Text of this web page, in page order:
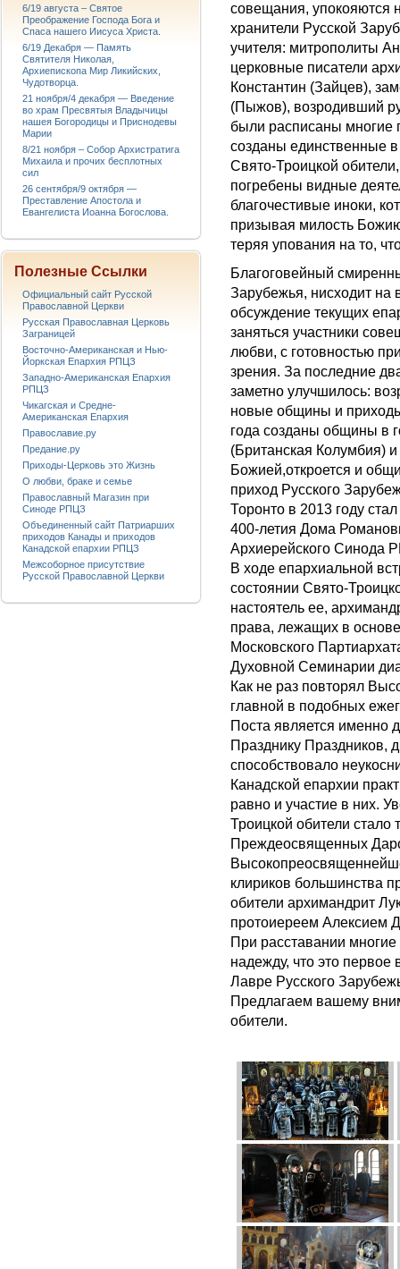
совещания, упокояются
хранители Русской
учителя: митрополиты
церковные писатели
Константин (Зайцев),
(Пыжов), возродивший
были расписаны
созданы единственные
Свято-Троицкой
погребены видные
благочестивые иноки,
призывая милость
теряя упования на то,
Благоговейный
Зарубежья, нисходит на
обсуждение текущих
заняться участники
любви, с готовностью
зрения. За последние
заметно улучшилось:
новые общины и
года созданы общины в
(Британская Колумбия)
Божией,откроется и
приход Русского
Торонто в 2013 году
400-летия Дома
Архиерейского Синода
В ходе епархиальной
состоянии Свято-
настоятель ее,
права, лежащих в
Московского
Духовной Семинарии
Как не раз повторял
главной в подобных
Поста является именно
Празднику Праздников,
способствовало
Канадской епархии
равно и участие в них.
Троицкой обители стало
Преждеосвященных
клириков большинства
обители архимандрит
протоиереем Алексием
При расставании
надежду, что это первое
Лавре Русского
Предлагаем вашему
обители.
6/19 августа – Святое
Преображение Господа Бога и
Спаса нашего Иисуса Христа.
6/19 Декабря — Память
Святителя Николая,
Архиепископа Мир Ликийских,
Чудотворца.
21 ноября/4 декабря — Введение
во храм Пресвятыя Владычицы
нашея Богородицы и Приснодевы
Марии
8/21 ноября – Собор Архистратига
Михаила и прочих бесплотных
сил
26 сентября/9 октября —
Преставление Апостола и
Евангелиста Иоанна Богослова.
Полезные Ссылки
Официальный сайт Русской
Православной Церкви
Русская Православная Церковь
Заграницей
Восточно-Американская и Нью-
Йоркская Епархия РПЦЗ
Западно-Американская Епархия
РПЦЗ
Чикагская и Средне-
Американская Епархия
Православие.ру
Предание.ру
Приходы-Церковь это Жизнь
О любви, браке и семье
Православный Магазин при
Синоде РПЦЗ
Объединенный сайт Патриарших
приходов Канады и приходов
Канадской епархии РПЦЗ
Межсоборное присутствие
Русской Православной Церкви